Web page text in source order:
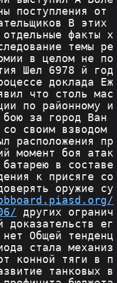
поступления от
В этих
факты х
темы ре
в целом не по
Шел 6978 й год
доклада Еж
что столь мас
по районному и
бою за город Ван
своим взводом
расположения пр
момент боя атак
в составе
к присяге со
оружие су
других огранич
доказательств ег
Общей тенденц
стала механиз
конной тяги в п
танковых в